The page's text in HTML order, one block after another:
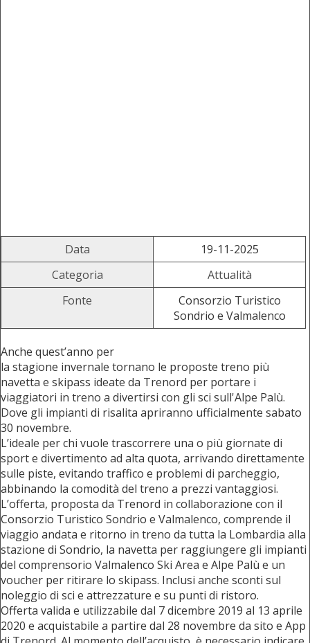
Data
19-11-2025
Categoria
Attualità
Fonte
Consorzio Turistico
Sondrio e Valmalenco
Anche quest’anno per
la stagione invernale tornano le proposte treno più
navetta e skipass ideate da Trenord per portare i
viaggiatori in treno a divertirsi con gli sci sull'Alpe Palù.
Dove gli impianti di risalita apriranno ufficialmente sabato
30 novembre.
L’ideale per chi vuole trascorrere una o più giornate di
sport e divertimento ad alta quota, arrivando direttamente
sulle piste, evitando traffico e problemi di parcheggio,
abbinando la comodità del treno a prezzi vantaggiosi.
L’offerta, proposta da Trenord in collaborazione con il
Consorzio Turistico Sondrio e Valmalenco, comprende il
viaggio andata e ritorno in treno da tutta la Lombardia alla
stazione di Sondrio, la navetta per raggiungere gli impianti
del comprensorio Valmalenco Ski Area e Alpe Palù e un
voucher per ritirare lo skipass. Inclusi anche sconti sul
noleggio di sci e attrezzature e su punti di ristoro.
Offerta valida e utilizzabile dal 7 dicembre 2019 al 13 aprile
2020 e acquistabile a partire dal 28 novembre da sito e App